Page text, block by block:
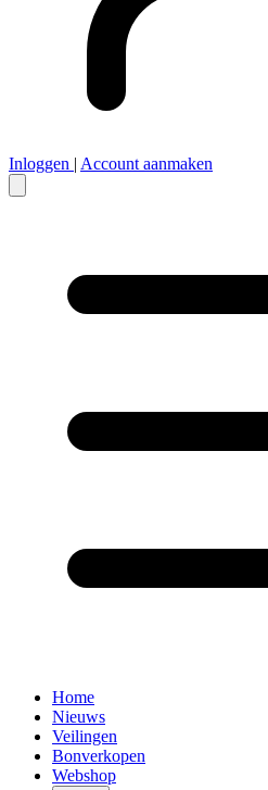
Inloggen | Account aanmaken
Home
Nieuws
Veilingen
Bonverkopen
Webshop